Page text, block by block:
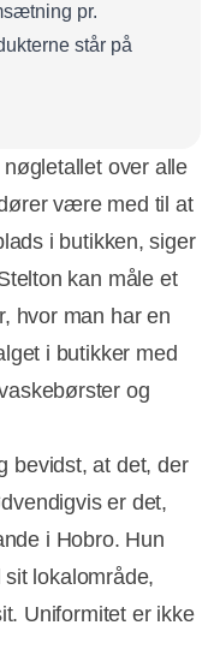
pr.
står på
nøgletallet over alle
være med til at
i butikken, siger
kan måle et
hvor man har en
i butikker med
og
bevidst, at det, der
er det,
i Hobro. Hun
lokalområde,
Uniformitet er ikke